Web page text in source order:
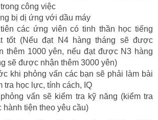
công việc
bị dị ứng với dầu máy
các ứng viên có tinh thần học tiếng
tốt (Nếu đạt N4 hàng tháng sẽ được
thêm 1000 yên, nếu đạt được N3 hàng
sẽ được nhận thêm 3000 yên)
khi phỏng vấn các bạn sẽ phải làm bài
tra học lực, tính cách, IQ
vấn sẽ kiểm tra kỹ năng (kiểm tra
hành tiện theo yêu cầu)